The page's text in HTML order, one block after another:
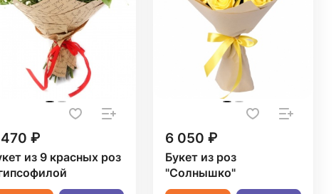
₽
из 9 красных роз
6 050 ₽
Букет из роз
"Солнышко"